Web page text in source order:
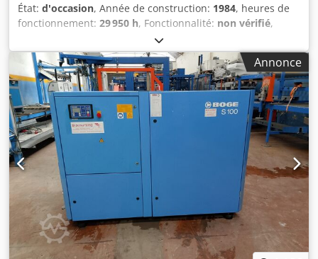
État: d'occasion, Année de construction: 1984, heures de
fonctionnement: 29 950 h, Fonctionnalité: non vérifié,
numéro de machine/véhicule:
BOGE d'occasion, modèle VEX 40D11, provenant d'un stock
industriel. Technologie robuste et éprouvée, avec un
historique des heures de fonctionnement, un système de
commande et de refroidissement documenté. Adapté pour
un atelier, un fonctionnement de secours ou une
utilisation ultérieure. Caractéristiques techniques : Cjdpfx
Aozrn Ahelyorf - Puissance : 30 kW - Débit volumique :
environ 4,0 m³/min - Pression maximale : 10 bar - Vitesse
de rotation : 4 360 tr/min - Alimentation : 380/400 V,
triphasé - Compteur d'heures de fonctionnement actuel :
12 622,7 h - Lecture du compteur d'heures précédente
documentée : 17 326,4 h - Total des heures documentées :
environ 29 950 h - Commande de charge de base/ralenti
via un pressostat FF142 - Plage de commutation : 8,5–9,5
Annonce